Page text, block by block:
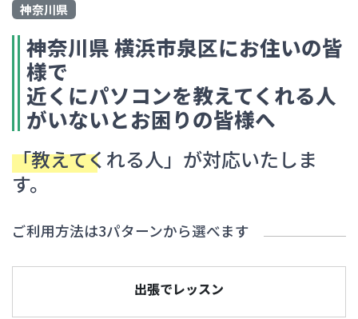
神奈川県
神奈川県横浜市泉区にお住いの皆
様で
近くにパソコンを教えてくれる人
がいないとお困りの皆様へ
「教えてくれる人」 が対応いたしま
す。
ご利用方法は3パターンから選べます
出張でレッスン